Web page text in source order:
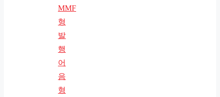
MMF
형
발
행
어
음
형